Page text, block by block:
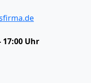
17:00 Uhr